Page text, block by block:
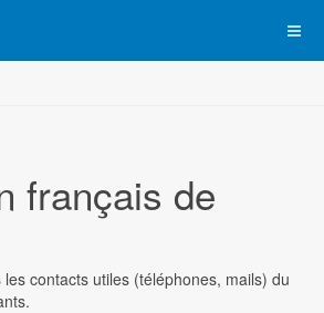
français de
contacts utiles (téléphones, mails) du